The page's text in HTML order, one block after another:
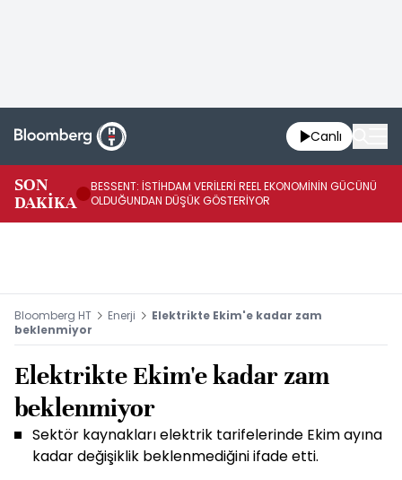
Canlı
SON
DAKİKA
BESSENT: İSTİHDAM VERİLERİ REEL EKONOMİNİN GÜCÜNÜ
OLDUĞUNDAN DÜŞÜK GÖSTERİYOR
Bloomberg HT Enerji
Elektrikte Ekim'e kadar zam
beklenmiyor
Elektrikte Ekim'e kadar zam
beklenmiyor
Sektör kaynakları elektrik tarifelerinde Ekim ayına
kadar değişiklik beklenmediğini ifade etti.